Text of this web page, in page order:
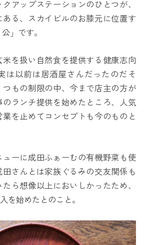
クアップステーションのひとつが、
る、スカイビルのお膝元に位置す
」です。
を扱い自然食を提供する健康志向
は以前は居酒屋さんだったのだそ
つもの制限の中、今まで店主の方が
ランチ提供を始めたところ、人気
を止めてコンセプトも今のものと
ーに成田ふぁーむの有機野菜も使
さんとは家族ぐるみの交友関係も
ら想像以上においしかったため、
を始めたとのこと。